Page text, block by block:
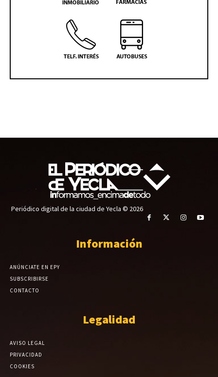
Periódico digital de la ciudad de Yecla © 2026
Información
ANÚNCIATE EN EPY
SUBSCRIBIRSE
CONTACTO
Legalidad
AVISO LEGAL
PRIVACIDAD
COOKIES